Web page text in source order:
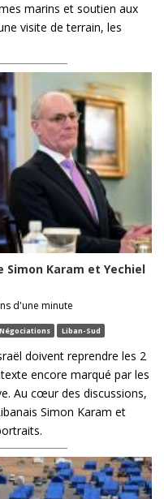
marins et soutien aux
visite de terrain, les
Karam et Yechiel
d'une minute
Négociations Liban-Sud
doivent reprendre les 2
encore marqué par les
Au cœur des discussions,
Simon Karam et